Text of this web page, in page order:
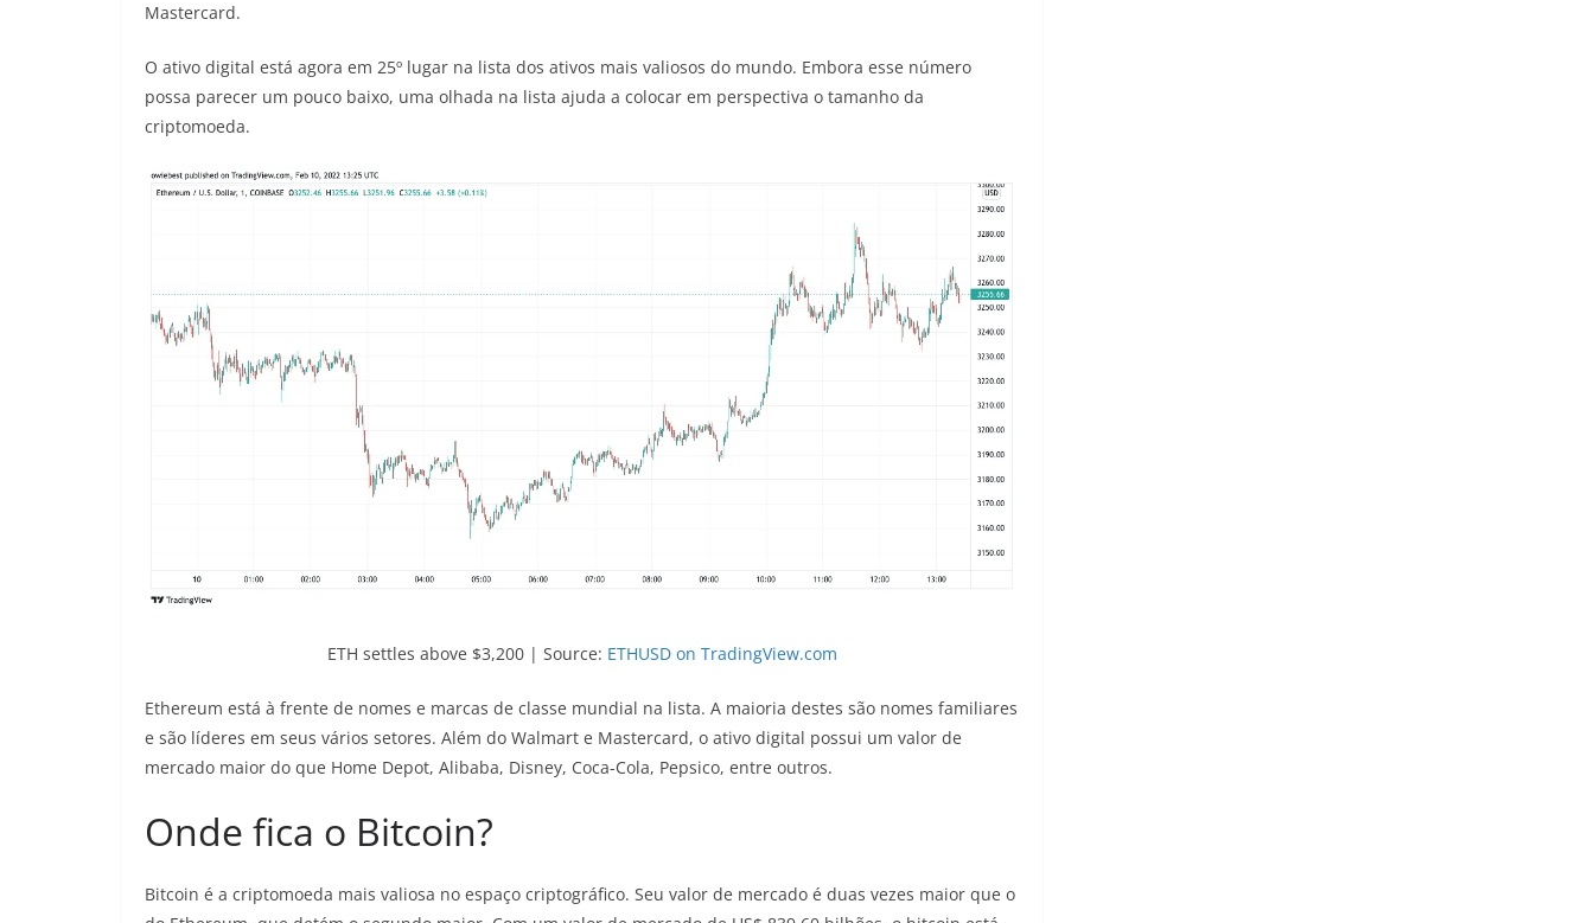
Mastercard.
O ativo digital está agora em 25º lugar na lista dos ativos mais valiosos do mundo. Embora esse número
possa parecer um pouco baixo, uma olhada na lista ajuda a colocar em perspectiva o tamanho da
criptomoeda.
ETH settles above $3,200 | Source: ETHUSD on TradingView.com
Ethereum está à frente de nomes e marcas de classe mundial na lista. A maioria destes são nomes familiares
e são líderes em seus vários setores. Além do Walmart e Mastercard, o ativo digital possui um valor de
mercado maior do que Home Depot, Alibaba, Disney, Coca-Cola, Pepsico, entre outros.
Onde fica o Bitcoin?
Bitcoin é a criptomoeda mais valiosa no espaço criptográfico. Seu valor de mercado é duas vezes maior que o